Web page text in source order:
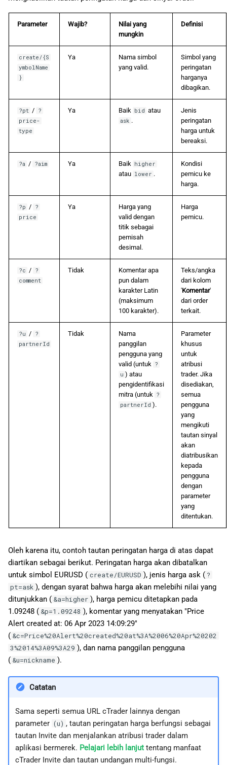
Parameter Wajib?
Nilai yang
mungkin
Definisi
create/{S
ymbolName
}
Ya
Nama simbol
yang valid.
Simbol yang
peringatan
harganya
dibagikan.
?pt / ?
price-
type
Ya Baik bid atau
ask .
Jenis
peringatan
harga untuk
bereaksi.
?a / ?aim Ya Baik higher
atau lower .
Kondisi
pemicu ke
harga.
?p / ?
price
Ya
Harga yang
valid dengan
titik sebagai
pemisah
desimal.
Harga
pemicu.
?c / ?
comment
Tidak
Komentar apa
pun dalam
karakter Latin
(maksimum
100 karakter).
Teks/angka
dari kolom
'Komentar'
dari order
terkait.
?u / ?
partnerId
Tidak
Nama
panggilan
pengguna yang
valid (untuk ?
u ) atau
pengidentifikasi
mitra (untuk ?
partnerId ).
Parameter
khusus
untuk
atribusi
trader. Jika
disediakan,
semua
pengguna
yang
mengikuti
tautan sinyal
akan
diatribusikan
kepada
pengguna
dengan
parameter
yang
ditentukan.
Oleh karena itu, contoh tautan peringatan harga di atas dapat
diartikan sebagai berikut. Peringatan harga akan dibatalkan
untuk simbol EURUSD ( create/EURUSD ), jenis harga ask ( ?
pt=ask ), dengan syarat bahwa harga akan melebihi nilai yang
ditunjukkan ( &a=higher ), harga pemicu ditetapkan pada
1.09248 ( &p=1.09248 ), komentar yang menyatakan "Price
Alert created at: 06 Apr 2023 14:09:29"
( &c=Price%20Alert%20created%20at%3A%2006%20Apr%20202
3%2014%3A09%3A29 ), dan nama panggilan pengguna
( &u=nickname ).
Catatan
Sama seperti semua URL cTrader lainnya dengan
parameter (u) , tautan peringatan harga berfungsi sebagai
tautan Invite dan menjalankan atribusi trader dalam
aplikasi bermerek. Pelajari lebih lanjuttentang manfaat
cTrader Invite dan tautan undangan multi-fungsi.